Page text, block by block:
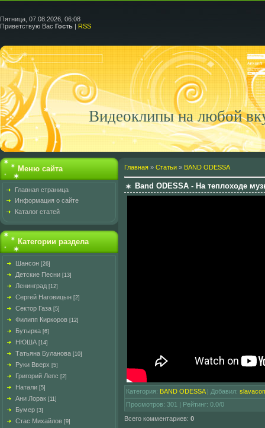
Пятница, 07.08.2026, 06:08
Приветствую Вас Гость | RSS
Видеоклипы на любой
Меню сайта
Главная страница
Информация о сайте
Каталог статей
Категории раздела
Шансон [26]
Детские Песни [13]
Ленинград [12]
Сергей Наговицын [2]
Сектор Газа [5]
Филипп Киркоров [12]
Бутырка [6]
НЮША [14]
Татьяна Буланова [10]
Руки Вверх [5]
Григорий Лепс [2]
Натали [5]
Ани Лорак [11]
Бумер [3]
Стас Михайлов [9]
Главная » Статьи » BAND ODESSA
Band ODESSA - На теплоходе
Категория: BAND ODESSA| Добавил:
Просмотров: 301 | Рейтинг: 0.0/0
Всего комментариев: 0